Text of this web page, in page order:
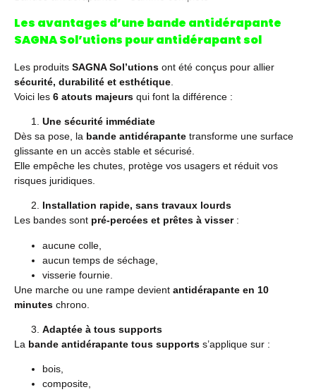
Les avantages d’une bande antidérapante
SAGNA Sol’utions pour antidérapant sol
Les produits SAGNA Sol’utions ont été conçus pour allier
sécurité, durabilité et esthétique
Voici les 6 atouts majeurs qui font la différence :
Une sécurité immédiate
Dès sa pose, la bande antidérapante transforme une surface
glissante en un accès stable et sécurisé.
Elle empêche les chutes, protège vos usagers et réduit vos
risques juridiques.
Installation rapide, sans travaux lourds
Les bandes sont pré-percées et prêtes à visser:
aucune colle,
aucun temps de séchage,
visserie fournie.
Une marche ou une rampe devient antidérapante en 10
minutes chrono.
Adaptée à tous supports
La bande antidérapante tous supports s’applique sur :
bois,
composite,